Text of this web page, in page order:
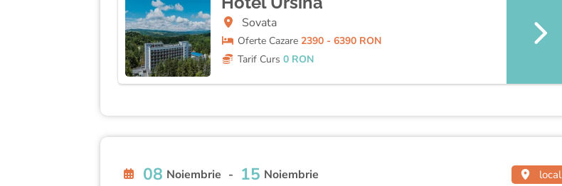
Sovata
OferteCazare 2390 - 6390 RON
Tarif Curs 0 RON
08 Noiembrie - 15 Noiembrie local